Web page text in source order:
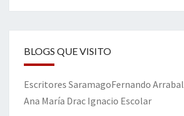
BLOGS QUE VISITO
Escritores SaramagoFernando Arrabal
Ana María Drac Ignacio Escolar